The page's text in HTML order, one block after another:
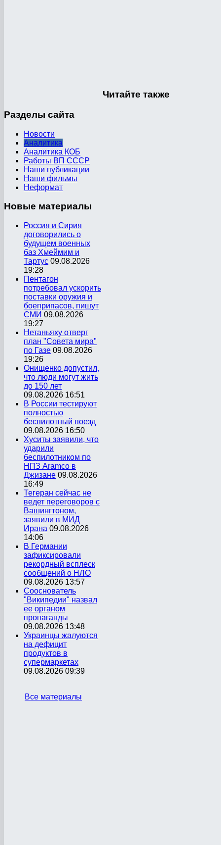
Читайте также
Разделы сайта
Новости
Аналитика
Аналитика КОБ
Работы ВП СССР
Наши публикации
Наши фильмы
Неформат
Новые материалы
Россия и Сирия
договорились о
будущем военных
баз Хмеймим и
Тартус 09.08.2026
19:28
Пентагон
потребовал ускорить
поставки оружия и
боеприпасов, пишут
СМИ 09.08.2026
19:27
Нетаньяху отверг
план "Совета мира"
по Газе 09.08.2026
19:26
Онищенко допустил,
что люди могут жить
до 150 лет
09.08.2026 16:51
В России тестируют
полностью
беспилотный поезд
09.08.2026 16:50
Хуситы заявили, что
ударили
беспилотником по
НПЗ Aramco в
Джизане 09.08.2026
16:49
Тегеран сейчас не
ведет переговоров с
Вашингтоном,
заявили в МИД
Ирана 09.08.2026
14:06
В Германии
зафиксировали
рекордный всплеск
сообщений о НЛО
09.08.2026 13:57
Сооснователь
"Википедии" назвал
ее органом
пропаганды
09.08.2026 13:48
Украинцы жалуются
на дефицит
продуктов в
супермаркетах
09.08.2026 09:39
Все материалы